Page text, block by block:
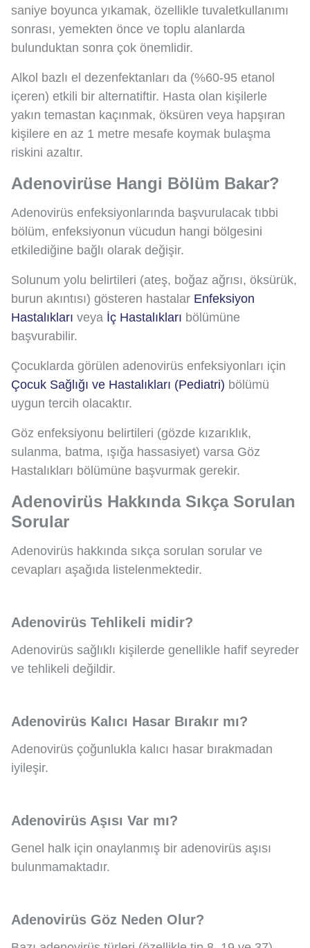
saniye boyunca yıkamak, özellikle tuvaletkullanımı
sonrası, yemekten önce ve toplu alanlarda
bulunduktan sonra çok önemlidir.
Alkol bazlı el dezenfektanları da (%60-95 etanol
içeren) etkili bir alternatiftir. Hasta olan kişilerle
yakın temastan kaçınmak, öksüren veya hapşıran
kişilere en az 1 metre mesafe koymak bulaşma
riskini azaltır.
Adenovirüse Hangi Bölüm Bakar?
Adenovirüs enfeksiyonlarında başvurulacak tıbbi
bölüm, enfeksiyonun vücudun hangi bölgesini
etkilediğine bağlı olarak değişir.
Solunum yolu belirtileri (ateş, boğaz ağrısı, öksürük,
burun akıntısı) gösteren hastalar Enfeksiyon
Hastalıkları veya İç Hastalıkları bölümüne
başvurabilir.
Çocuklarda görülen adenovirüs enfeksiyonları için
Çocuk Sağlığı ve Hastalıkları (Pediatri) bölümü
uygun tercih olacaktır.
Göz enfeksiyonu belirtileri (gözde kızarıklık,
sulanma, batma, ışığa hassasiyet) varsa Göz
Hastalıkları bölümüne başvurmak gerekir.
Adenovirüs Hakkında Sıkça Sorulan
Sorular
Adenovirüs hakkında sıkça sorulan sorular ve
cevapları aşağıda listelenmektedir.
Adenovirüs Tehlikeli midir?
Adenovirüs sağlıklı kişilerde genellikle hafif seyreder
ve tehlikeli değildir.
Adenovirüs Kalıcı Hasar Bırakır mı?
Adenovirüs çoğunlukla kalıcı hasar bırakmadan
iyileşir.
Adenovirüs Aşısı Var mı?
Genel halk için onaylanmış bir adenovirüs aşısı
bulunmamaktadır.
Adenovirüs Göz Neden Olur?